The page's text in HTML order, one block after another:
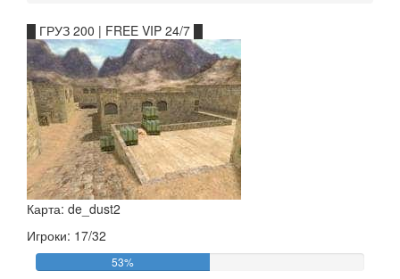
█ ГРУЗ 200 | FREE VIP 24/7 █
Карта: de_dust2
Игроки: 17/32
53%